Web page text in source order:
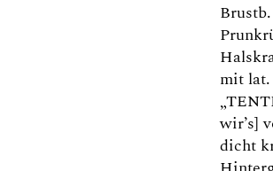
mit
wir’s]
dicht